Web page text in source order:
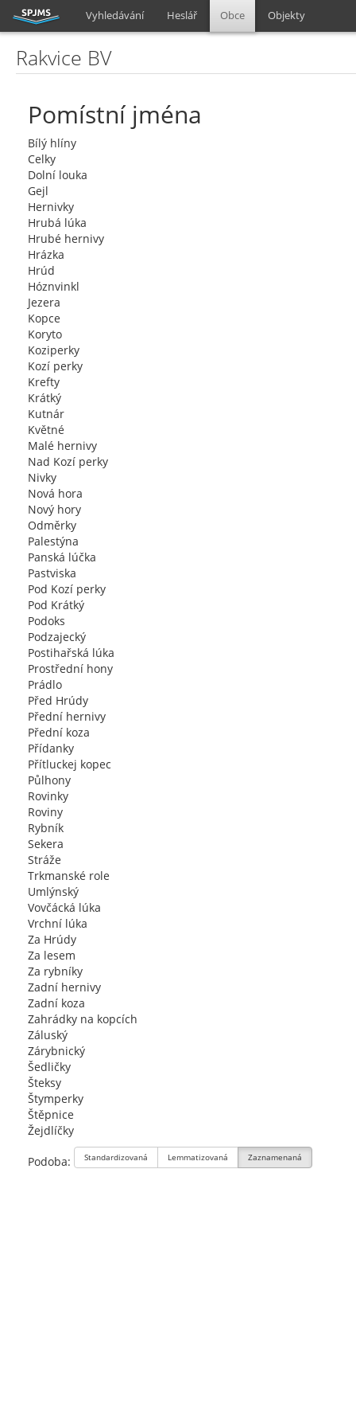
Vyhledávání Heslář Obce Objekty
Rakvice BV
Pomístní jména
Bílý hlíny
Celky
Dolní louka
Gejl
Hernivky
Hrubá lúka
Hrubé hernivy
Hrázka
Hrúd
Hóznvinkl
Jezera
Kopce
Koryto
Koziperky
Kozí perky
Krefty
Krátký
Kutnár
Květné
Malé hernivy
Nad Kozí perky
Nivky
Nová hora
Nový hory
Odměrky
Palestýna
Panská lúčka
Pastviska
Pod Kozí perky
Pod Krátký
Podoks
Podzajecký
Postihařská lúka
Prostřední hony
Prádlo
Před Hrúdy
Přední hernivy
Přední koza
Přídanky
Přítluckej kopec
Půlhony
Rovinky
Roviny
Rybník
Sekera
Stráže
Trkmanské role
Umlýnský
Vovčácká lúka
Vrchní lúka
Za Hrúdy
Za lesem
Za rybníky
Zadní hernivy
Zadní koza
Zahrádky na kopcích
Záluský
Zárybnický
Šedličky
Šteksy
Štymperky
Štěpnice
Žejdlíčky
Podoba: Standardizovaná Lemmatizovaná Zaznamenaná